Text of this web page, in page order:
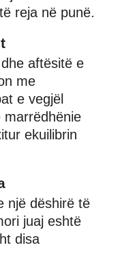
reja në punë.
aftësitë e
me
e vegjël
marrëdhënie
ekuilibrin
një dëshirë të
juaj eshtë
disa